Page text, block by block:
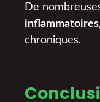
De
chroniques.